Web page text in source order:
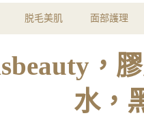
脱毛美肌 面部護理
，
水，